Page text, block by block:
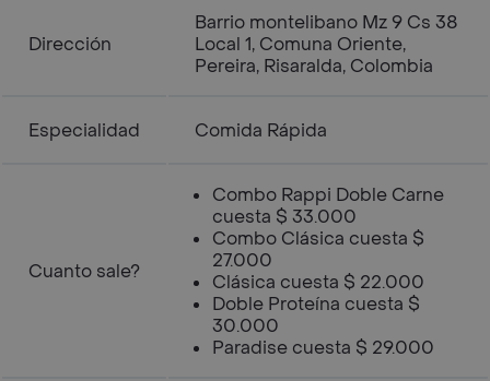
Dirección
Barrio montelibano Mz 9 Cs 38
Local 1, Comuna Oriente,
Pereira, Risaralda, Colombia
Especialidad Comida Rápida
Cuanto sale?
Combo Rappi Doble Carne
cuesta $ 33.000
Combo Clásica cuesta $
27.000
Clásica cuesta $ 22.000
Doble Proteína cuesta $
30.000
Paradise cuesta $ 29.000